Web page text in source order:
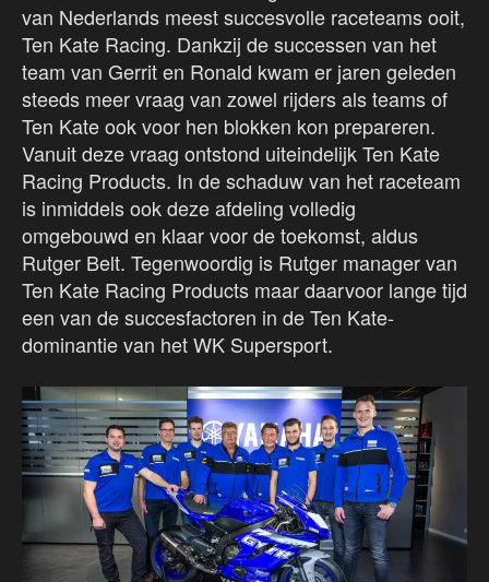
van Nederlands meest succesvolle raceteams ooit,
Ten Kate Racing. Dankzij de successen van het
team van Gerrit en Ronald kwam er jaren geleden
steeds meer vraag van zowel rijders als teams of
Ten Kate ook voor hen blokken kon prepareren.
Vanuit deze vraag ontstond uiteindelijk Ten Kate
Racing Products. In de schaduw van het raceteam
is inmiddels ook deze afdeling volledig
omgebouwd en klaar voor de toekomst, aldus
Rutger Belt. Tegenwoordig is Rutger manager van
Ten Kate Racing Products maar daarvoor lange tijd
een van de succesfactoren in de Ten Kate-
dominantie van het WK Supersport.